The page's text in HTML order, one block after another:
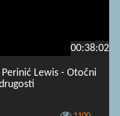
00:38:02
Lewis - Otočni